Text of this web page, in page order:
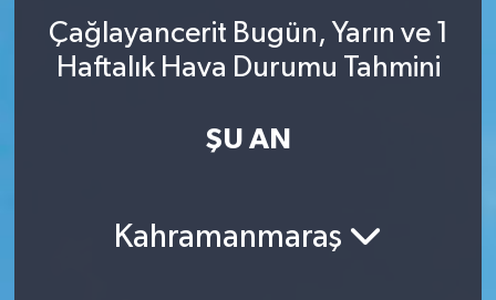
Çağlayancerit Bugün, Yarın ve 1
Haftalık Hava Durumu Tahmini
ŞU AN
Kahramanmaraş
EKONOMİ
MAGAZİN
Tüm Manşetler